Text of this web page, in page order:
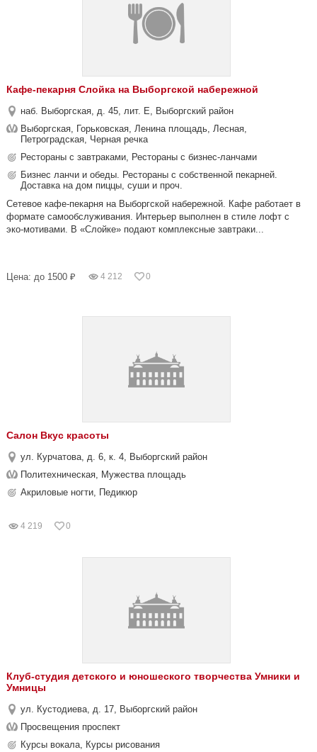
Кафе-пекарня Слойка на Выборгской набережной
наб. Выборгская, д. 45, лит. Е, Выборгский район
Выборгская, Горьковская, Ленина площадь, Лесная,
Петроградская, Черная речка
Рестораны с завтраками, Рестораны с бизнес-ланчами
Бизнес ланчи и обеды. Рестораны с собственной пекарней.
Доставка на дом пиццы, суши и проч.
Сетевое кафе-пекарня на Выборгской набережной. Кафе работает в
формате самообслуживания. Интерьер выполнен в стиле лофт с
эко-мотивами. В «Слойке» подают комплексные завтраки...
Цена: до 1500 ₽ 4 212 0
Салон Вкус красоты
ул. Курчатова, д. 6, к. 4, Выборгский район
Политехническая, Мужества площадь
Акриловые ногти, Педикюр
4 219 0
Клуб-студия детского и юношеского творчества Умники и
Умницы
ул. Кустодиева, д. 17, Выборгский район
Просвещения проспект
Курсы вокала, Курсы рисования